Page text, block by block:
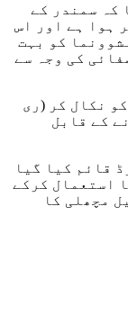
کہ سمندر کے
ہوا ہے اور اس
کو بہت
کی وجہ سے
نکال کر (ری
کے قابل
قائم کیا گیا
استعمال کرکے
مچھلی کا